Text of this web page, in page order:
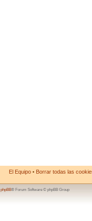
El Equipo • Borrar todas las
phpBB® Forum Software © phpBB Group